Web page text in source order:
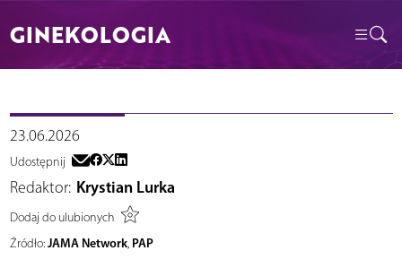
GINEKOLOGIA
23.06.2026
Udostępnij
Redaktor: Krystian Lurka
Dodaj do ulubionych
Źródło: JAMA Network, PAP